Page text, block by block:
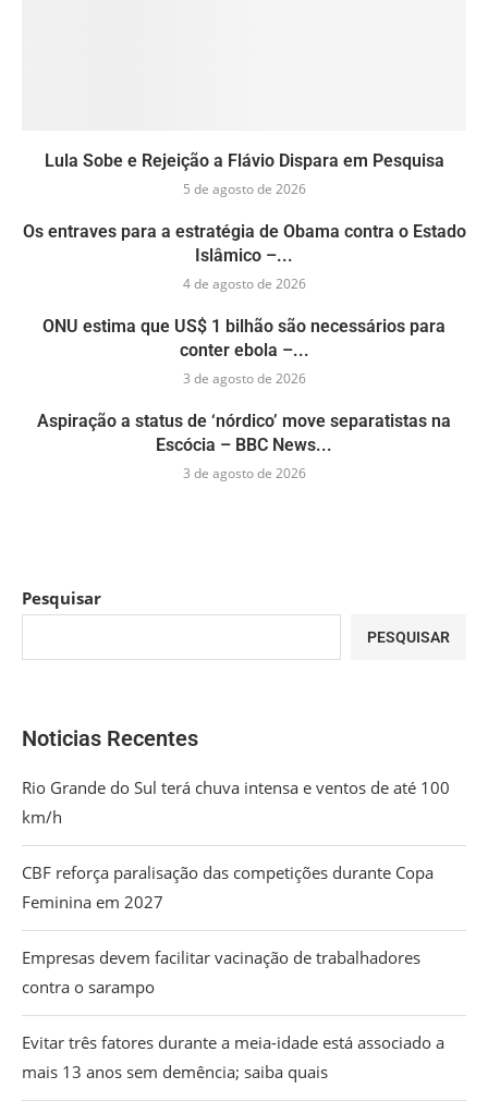
Lula Sobe e Rejeição a Flávio Dispara em Pesquisa
5 de agosto de 2026
Os entraves para a estratégia de Obama contra o Estado
Islâmico –...
4 de agosto de 2026
ONU estima que US$ 1 bilhão são necessários para
conter ebola –...
3 de agosto de 2026
Aspiração a status de ‘nórdico’ move separatistas na
Escócia – BBC News...
3 de agosto de 2026
Pesquisar
PESQUISAR
Noticias Recentes
Rio Grande do Sul terá chuva intensa e ventos de até 100
km/h
CBF reforça paralisação das competições durante Copa
Feminina em 2027
Empresas devem facilitar vacinação de trabalhadores
contra o sarampo
Evitar três fatores durante a meia-idade está associado a
mais 13 anos sem demência; saiba quais